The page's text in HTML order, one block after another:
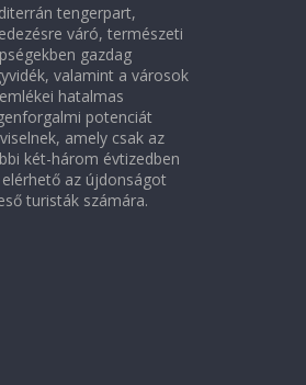
tengerpart,
váró, természeti
gazdag
valamint a városok
hatalmas
potenciát
amely csak az
két-három évtizedben
az újdonságot
turisták számára.